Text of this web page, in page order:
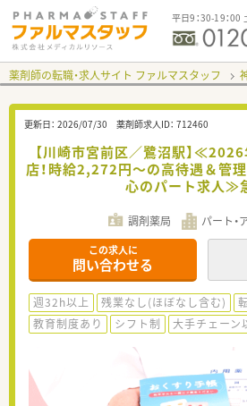
平日9：30-19：00
薬剤師の転職・求人サイト ファルマスタッフ
更新日： 2026/07/30 薬剤師求人ID： 712460
【川崎市宮前区／鷺沼駅】
店！時給2,272円～の高待遇＆管
心のパート求人≫
調剤薬局 パート・
この求人に
問い合わせる
週32h以上 残業なし(ほぼなし含む)
教育制度あり
シフト制 大手チェーン